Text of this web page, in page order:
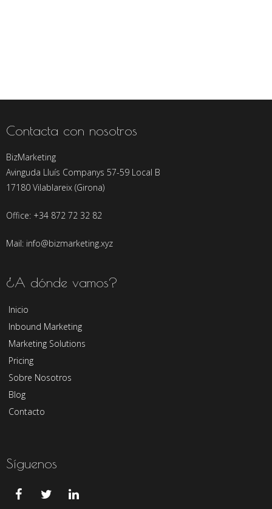
Contacta con nosotros
BizMarketing
Avinguda Lluís Companys 57-59 Local B
17180 Vilablareix (Girona)
Office: +34 872 72 32 82
Mail: info@bizmarketing.xyz
¿A dónde vamos?
Inicio
Inbound Marketing
Marketing Solutions
Pricing
Sobre Nosotros
Blog
Contacto
Síguenos